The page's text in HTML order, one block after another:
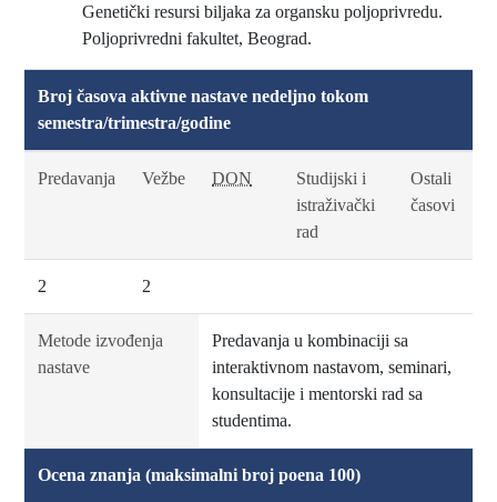
Genetički resursi biljaka za organsku poljoprivredu.
Poljoprivredni fakultet, Beograd.
Broj časova aktivne nastave nedeljno tokom
semestra/trimestra/godine
Predavanja Vežbe DON
Studijski i
istraživački
rad
Ostali
časovi
2 2
Metode izvođenja
nastave
Predavanja u kombinaciji sa
interaktivnom nastavom, seminari,
konsultacije i mentorski rad sa
studentima.
Ocena znanja (maksimalni broj poena 100)